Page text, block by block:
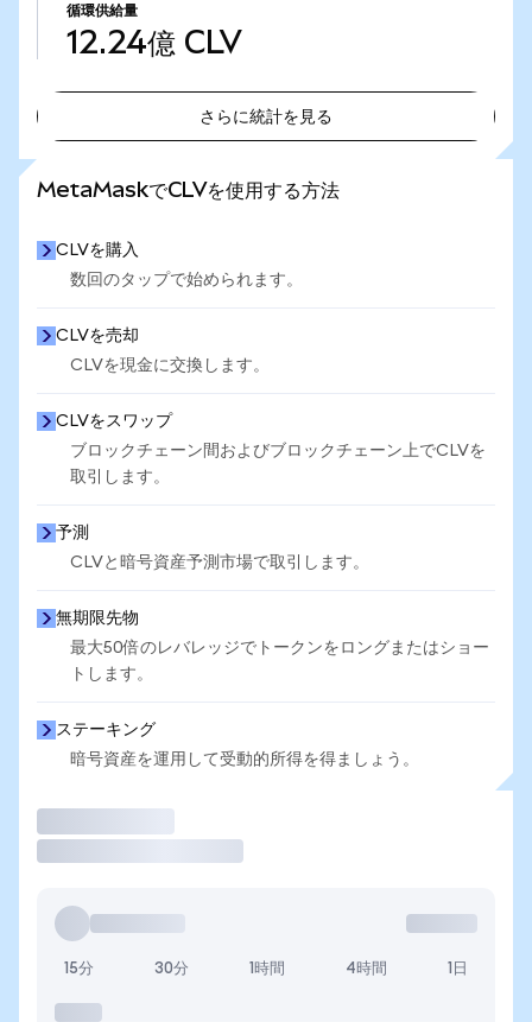
循環供給量
12.24億 CLV
さらに統計を見る
MetaMaskでCLVを使用する方法
CLVを購入
数回のタップで始められます。
CLVを売却
CLVを現金に交換します。
CLVをスワップ
ブロックチェーン間およびブロックチェーン上でCLVを
取引します。
予測
CLVと暗号資産予測市場で取引します。
無期限先物
最大50倍のレバレッジでトークンをロングまたはショー
トします。
ステーキング
暗号資産を運用して受動的所得を得ましょう。
15分 30分 1時間 4時間 1日